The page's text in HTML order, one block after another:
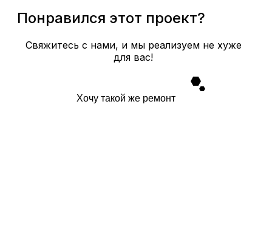
Понравился этот проект?
Свяжитесь с нами, и мы реализуем не хуже
для вас!
Хочу такой же ремонт